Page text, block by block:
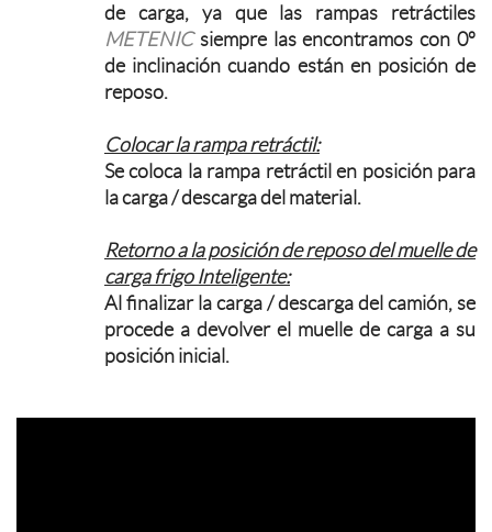
de carga, ya que las rampas retráctiles
METENICsiempre las encontramos con 0º
de inclinación cuando están en posición de
reposo.
Colocar la rampa retráctil:
Se coloca la rampa retráctil en posición para
la carga / descarga del material.
Retorno a la posición de reposo del muelle de
carga frigo Inteligente:
Al finalizar la carga / descarga del camión, se
procede a devolver el muelle de carga a su
posición inicial.